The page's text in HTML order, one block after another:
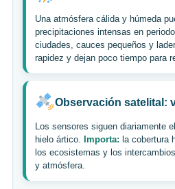
Una atmósfera cálida y húmeda
precipitaciones intensas en
ciudades, cauces pequeños y
rapidez y dejan poco tiempo para
Observación satelital:
Los sensores siguen diariamente
hielo ártico. Importa: la cobertura
los ecosistemas y los
y atmósfera.